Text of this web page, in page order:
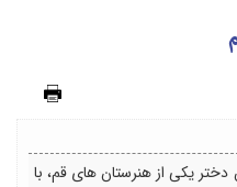
آموزان دختر یکی از هنرستان های قم، با